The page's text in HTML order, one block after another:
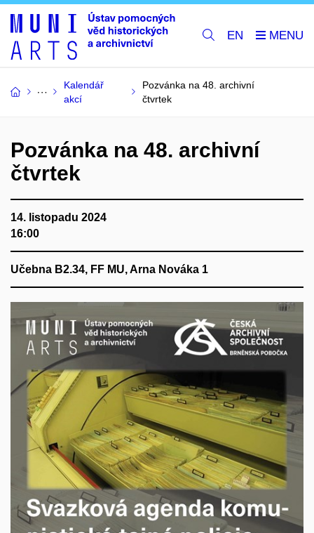
EN
Kalendář
akcí
Pozvánka na 48. archivní
čtvrtek
Pozvánka na 48. archivní
čtvrtek
14. listopadu 2024
16:00
Učebna B2.34, FF MU, Arna Nováka 1